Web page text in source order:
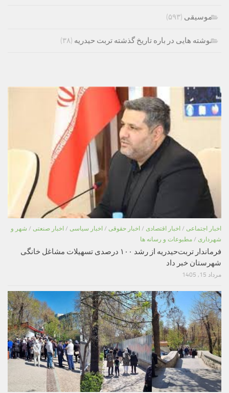
موسیقی (۵۹۳)
نوشته هایی در باره تاریخ گذشته تربت حیدریه (۳۸)
اخبار اجتماعی / اخبار اقتصادی / اخبار حقوقی / اخبار سیاسی / اخبار صنعتی / شهر و
شهرداری / مطبوعات و رسانه ها
فرماندار تربت‌حیدریه از رشد ۱۰۰ درصدی تسهیلات مشاغل خانگی
شهرستان خبر داد
مرداد 15, 1405